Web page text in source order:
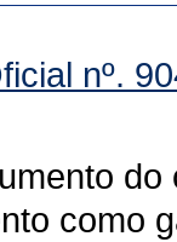
nº.
do
como